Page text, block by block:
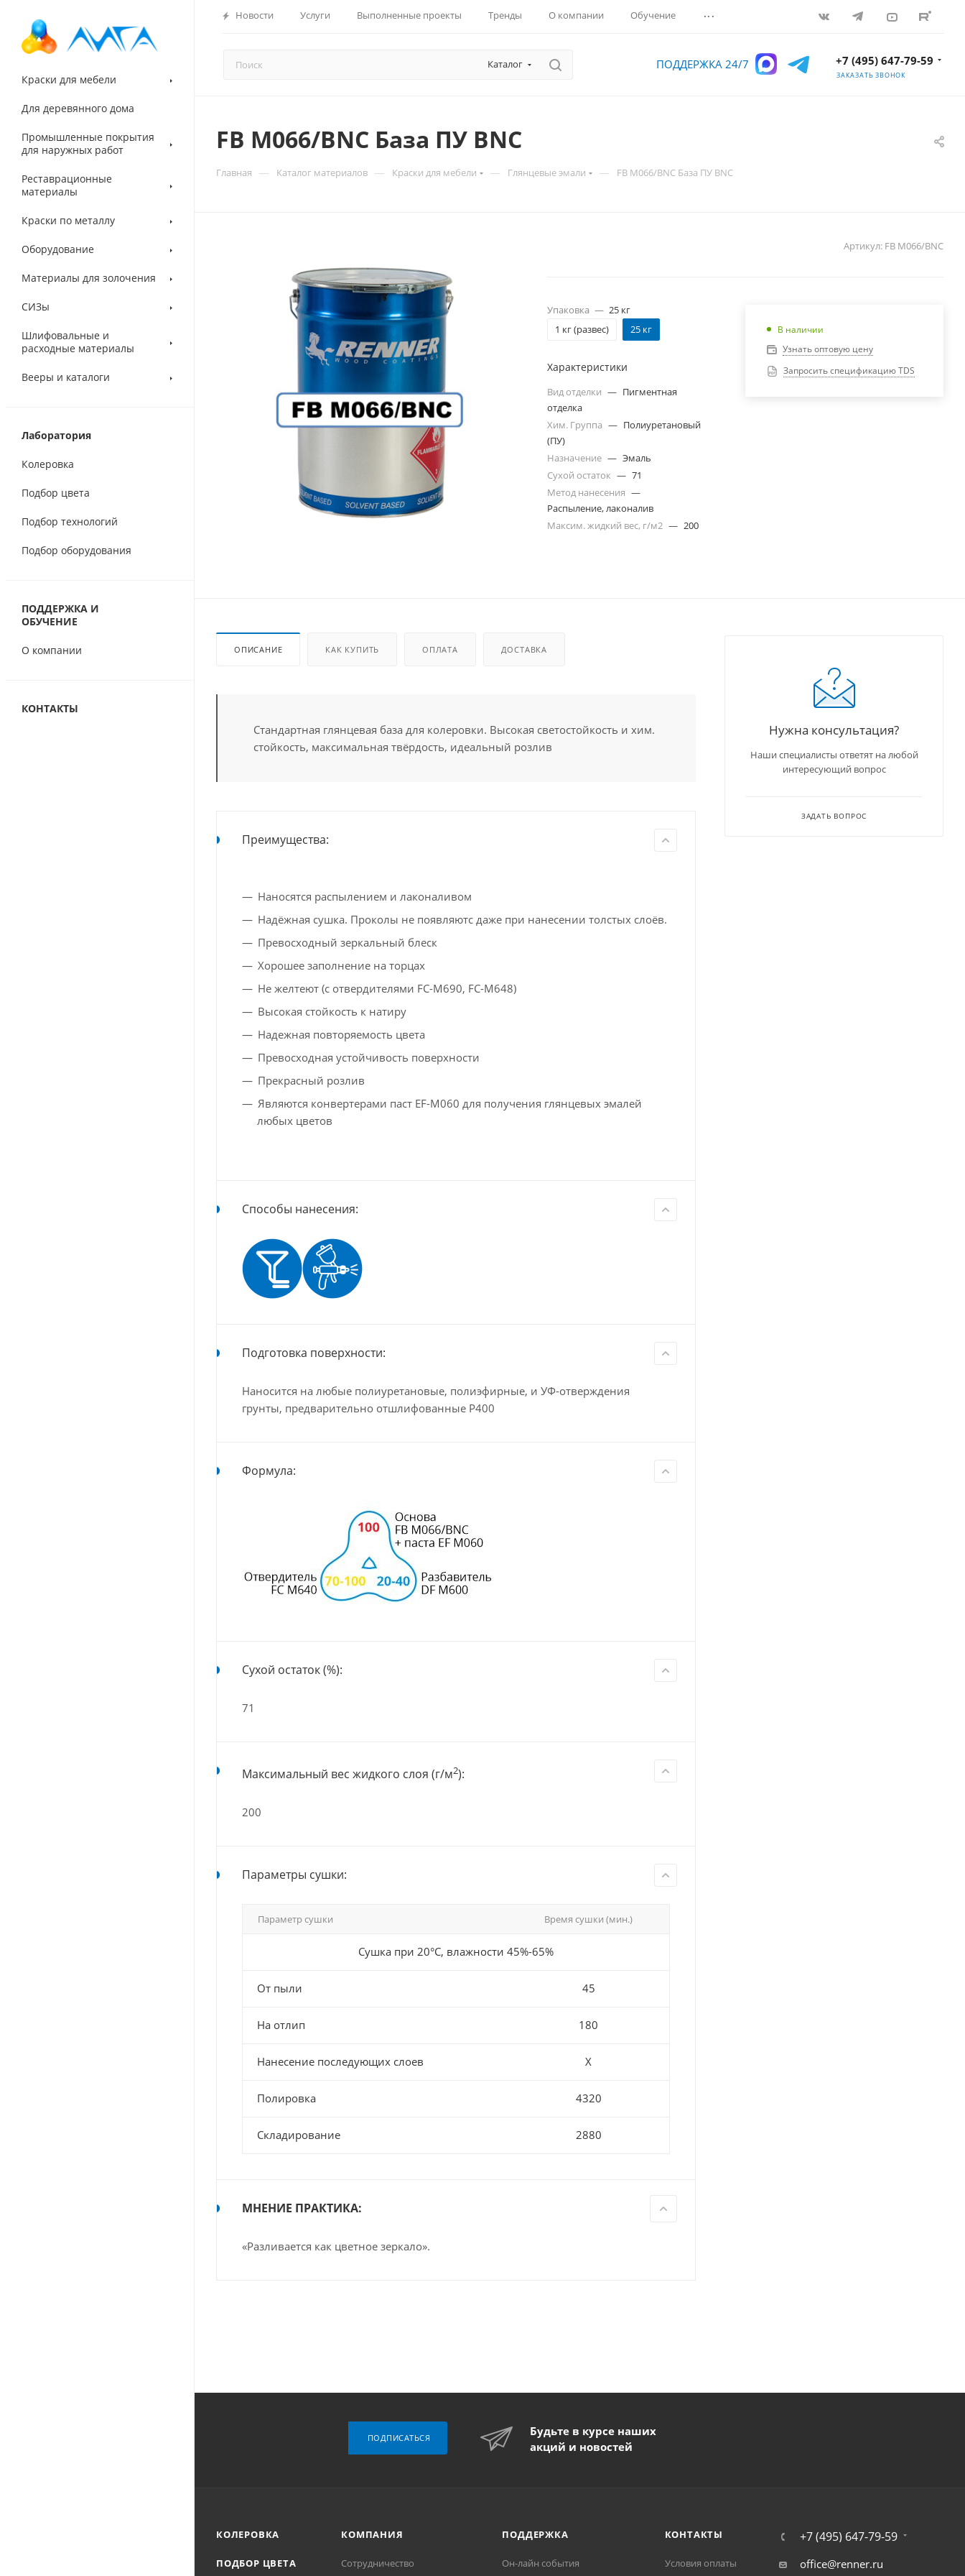
Новости Услуги Выполненные проекты Тренды О компании Обучение ...
Каталог ПОДДЕРЖКА 24/7 +7 (495) 647-79-59
ЗАКАЗАТЬ ЗВОНОК
Краски для мебели
Для деревянного дома
Промышленные покрытия
для наружных работ
Реставрационные
материалы
Краски по металлу
Оборудование
Материалы для золочения
СИЗы
Шлифовальные и
расходные материалы
Вееры и каталоги
Лаборатория
Колеровка
Подбор цвета
Подбор технологий
Подбор оборудования
ПОДДЕРЖКА И
ОБУЧЕНИЕ
О компании
КОНТАКТЫ
FB M066/BNC База ПУ BNC
Главная — Каталог материалов — Краски для мебели — Глянцевые эмали — FB M066/BNC База ПУ BNC
Артикул: FB M066/BNC
Упаковка — 25 кг
1 кг (развес)
25 кг
Характеристики
Вид отделки — Пигментная
отделка
Хим. Группа — Полиуретановый
(ПУ)
Назначение — Эмаль
Сухой остаток — 71
Метод нанесения —
Распыление, лаконалив
Максим. жидкий вес, г/м2 — 200
В наличии
Узнать оптовую цену
Запросить спецификацию TDS
ОПИСАНИЕ КАК КУПИТЬ ОПЛАТА ДОСТАВКА
Стандартная глянцевая база для колеровки. Высокая светостойкость и хим.
стойкость, максимальная твёрдость, идеальный розлив
Преимущества:
Наносятся распылением и лаконаливом
Надёжная сушка. Проколы не появляютс даже при нанесении толстых слоёв.
Превосходный зеркальный блеск
Хорошее заполнение на торцах
Не желтеют (с отвердителями FC-M690, FC-M648)
Высокая стойкость к натиру
Надежная повторяемость цвета
Превосходная устойчивость поверхности
Прекрасный розлив
Являются конвертерами паст EF-M060 для получения глянцевых эмалей
любых цветов
Способы нанесения:
Подготовка поверхности:
Наносится на любые полиуретановые, полиэфирные, и УФ-отверждения
грунты, предварительно отшлифованные Р400
Формула:
Сухой остаток (%):
71
Максимальный вес жидкого слоя (г/м2):
200
Параметры сушки:
Параметр сушки Время сушки (мин.)
Сушка при 20°С, влажности 45%-65%
От пыли 45
На отлип 180
Нанесение последующих слоев Х
Полировка 4320
Складирование 2880
МНЕНИЕ ПРАКТИКА:
«Разливается как цветное зеркало».
Нужна консультация?
Наши специалисты ответят на любой
интересующий вопрос
ЗАДАТЬ ВОПРОС
Будьте в курсе наших
акций и новостей
ПОДПИСАТЬСЯ
КОЛЕРОВКА
ПОДБОР ЦВЕТА
КОМПАНИЯ
Сотрудничество
ПОДДЕРЖКА
Он-лайн события
КОНТАКТЫ
Условия оплаты
+7 (495) 647-79-59
office@renner.ru